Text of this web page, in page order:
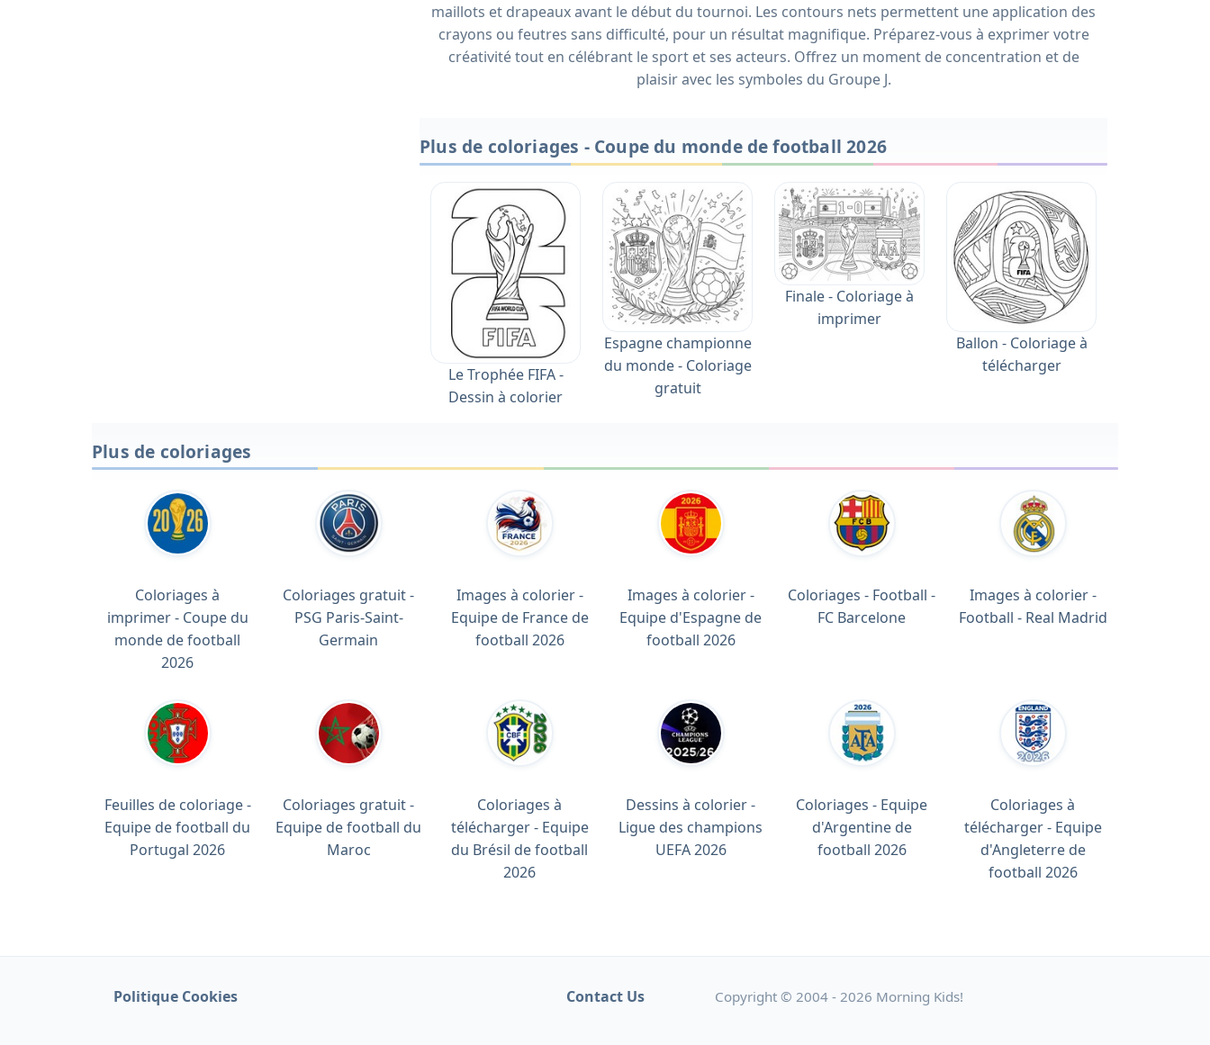
maillots et drapeaux avant le début du tournoi. Les contours nets permettent une application des
crayons ou feutres sans difficulté, pour un résultat magnifique. Préparez-vous à exprimer votre
créativité tout en célébrant le sport et ses acteurs. Offrez un moment de concentration et de
plaisir avec les symboles du Groupe J.
Plus de coloriages - Coupe du monde de football 2026
Le Trophée FIFA -
Dessin à colorier
Espagne championne
du monde - Coloriage
gratuit
Finale - Coloriage à
imprimer
Ballon - Coloriage à
télécharger
Plus de coloriages
Coloriages à
imprimer - Coupe du
monde de football
2026
Coloriages gratuit -
PSG Paris-Saint-
Germain
Images à colorier -
Equipe de France de
football 2026
Images à colorier -
Equipe d'Espagne de
football 2026
Coloriages - Football -
FC Barcelone
Images à colorier -
Football - Real Madrid
Feuilles de coloriage -
Equipe de football du
Portugal 2026
Coloriages gratuit -
Equipe de football du
Maroc
Coloriages à
télécharger - Equipe
du Brésil de football
2026
Dessins à colorier -
Ligue des champions
UEFA 2026
Coloriages - Equipe
d'Argentine de
football 2026
Coloriages à
télécharger - Equipe
d'Angleterre de
football 2026
Politique Cookies Contact Us Copyright © 2004 - 2026 Morning Kids!